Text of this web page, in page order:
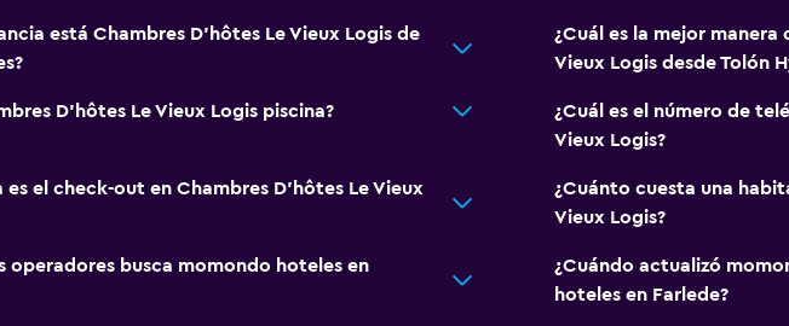
está Chambres D'hôtes Le Vieux Logis de
¿Cuál es la mejor manera
Vieux Logis desde Tolón
D'hôtes Le Vieux Logis piscina?
¿Cuál es el número de
Vieux Logis?
es el check-out en Chambres D'hôtes Le Vieux
¿Cuánto cuesta una
Vieux Logis?
operadores busca momondo hoteles en
¿Cuándo actualizó
hoteles en Farlede?